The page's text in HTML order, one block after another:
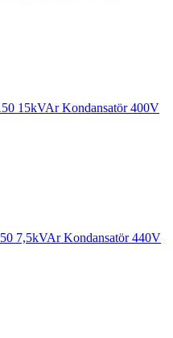
15kVAr Kondansatör 400V
7,5kVAr Kondansatör 440V